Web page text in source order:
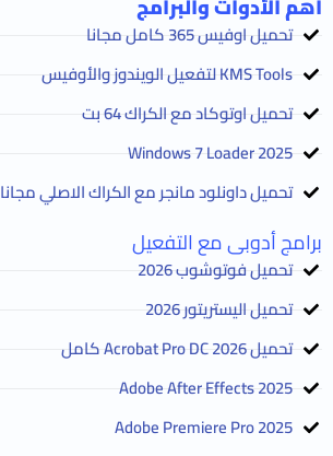
أهم الأدوات والبرامج
تحميل اوفيس 365 كامل مجانا
KMS Tools لتفعيل الويندوز والأوفيس
تحميل اوتوكاد مع الكراك 64 بت
2025 Windows 7 Loader
تحميل داونلود مانجر مع الكراك الاصلي مجانا
برامج أدوبى مع التفعيل
تحميل فوتوشوب 2026
تحميل اليستريتور 2026
تحميل Acrobat Pro DC 2026 كامل
Adobe After Effects 2025
Adobe Premiere Pro 2025